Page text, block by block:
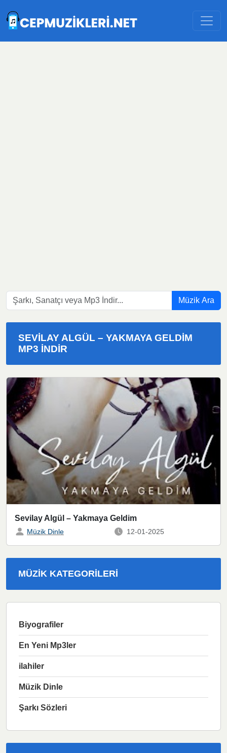
Müzik Ara
SEVILAY ALGÜL – YAKMAYA GELDIM
MP3 INDIR
Sevilay Algül – Yakmaya Geldim
Müzik Dinle 12-01-2025
MÜZIK KATEGORILERI
Biyografiler
En Yeni Mp3ler
ilahiler
Müzik Dinle
Şarkı Sözleri